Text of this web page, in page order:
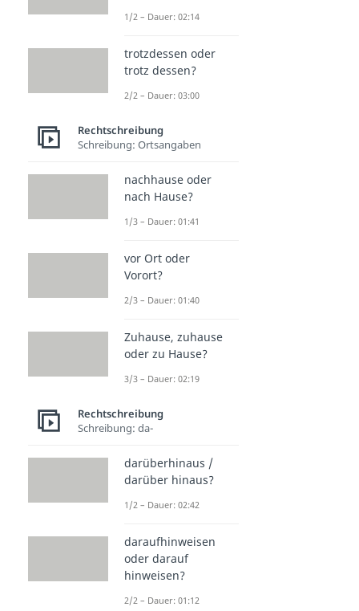
1/2 – Dauer: 02:14
trotzdessen oder
trotz dessen?
2/2 – Dauer: 03:00
Rechtschreibung
Schreibung: Ortsangaben
nachhause oder
nach Hause?
1/3 – Dauer: 01:41
vor Ort oder
Vorort?
2/3 – Dauer: 01:40
Zuhause, zuhause
oder zu Hause?
3/3 – Dauer: 02:19
Rechtschreibung
Schreibung: da-
darüberhinaus /
darüber hinaus?
1/2 – Dauer: 02:42
daraufhinweisen
oder darauf
hinweisen?
2/2 – Dauer: 01:12